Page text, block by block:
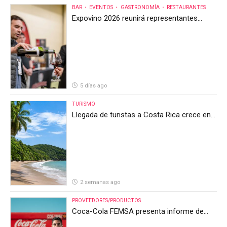
BAR EVENTOS GASTRONOMÍA RESTAURANTES
Expovino 2026 reunirá representantes
5 días ago
TURISMO
Llegada de turistas a Costa Rica crece en
2 semanas ago
PROVEEDORES/PRODUCTOS
Coca-Cola FEMSA presenta informe de